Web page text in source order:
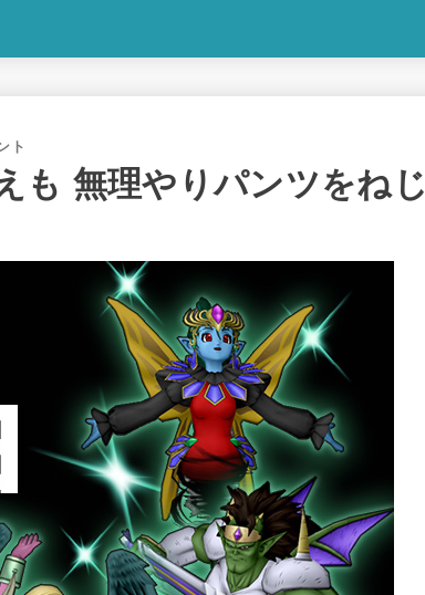
ト
も 無理やりパンツをねじ